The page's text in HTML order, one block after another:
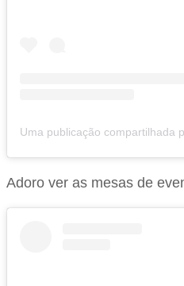
Adoro ver as mesas de